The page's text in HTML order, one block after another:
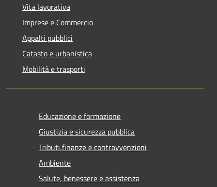
Vita lavorativa
Imprese e Commercio
Appalti pubblici
Catasto e urbanistica
Mobilità e trasporti
Educazione e formazione
Giustizia e sicurezza pubblica
Tributi,finanze e contravvenzioni
Ambiente
Salute, benessere e assistenza